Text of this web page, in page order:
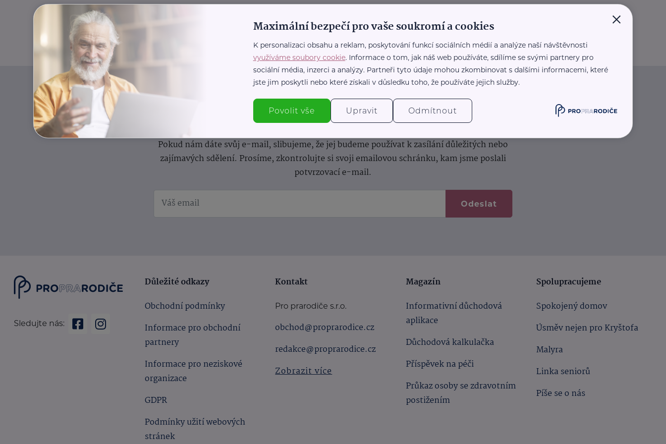
Informace(nejen)pro prarodiče
Pokud nám dáte svůj e-mail, slibujeme, že jej budeme používat k zasílání důležitých nebo
zajímavých sdělení. Prosíme, zkontrolujte si svoji emailovou schránku, kam jsme poslali
potvrzovací e-mail.
Odeslat
Sledujte nás:
Důležité odkazy
Obchodní podmínky
Informace pro obchodní
partnery
Informace pro neziskové
organizace
GDPR
Podmínky užití webových
stránek
Kontakt
Pro prarodiče s.r.o.
obchod@proprarodice.cz
redakce@proprarodice.cz
Zobrazit více
Magazín
Informativní důchodová
aplikace
Důchodová kalkulačka
Příspěvek na péči
Průkaz osoby se zdravotním
postižením
Spolupracujeme
Spokojený domov
Úsměv nejen pro Kryštofa
Malyra
Linka seniorů
Píše se o nás
×
Maximální bezpečí pro vaše soukromí a cookies
K personalizaci obsahu a reklam, poskytování funkcí sociálních médií a analýze naší návštěvnosti
využíváme soubory cookie. Informace o tom, jak náš web používáte, sdílíme se svými partnery pro
sociální média, inzerci a analýzy. Partneři tyto údaje mohou zkombinovat s dalšími informacemi, které
jste jim poskytli nebo které získali v důsledku toho, že používáte jejich služby.
Povolit vše Upravit Odmítnout